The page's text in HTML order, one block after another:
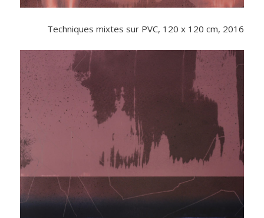
Techniques mixtes sur PVC, 120 x 120 cm, 2016